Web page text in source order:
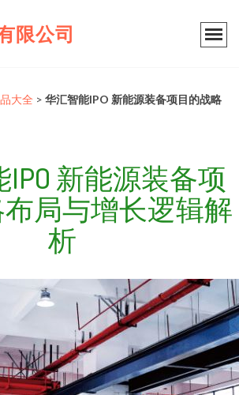
限公司
大全 > 华汇智能IPO 新能源装备项目的战略
新能源装备项
局与增长逻辑解
析